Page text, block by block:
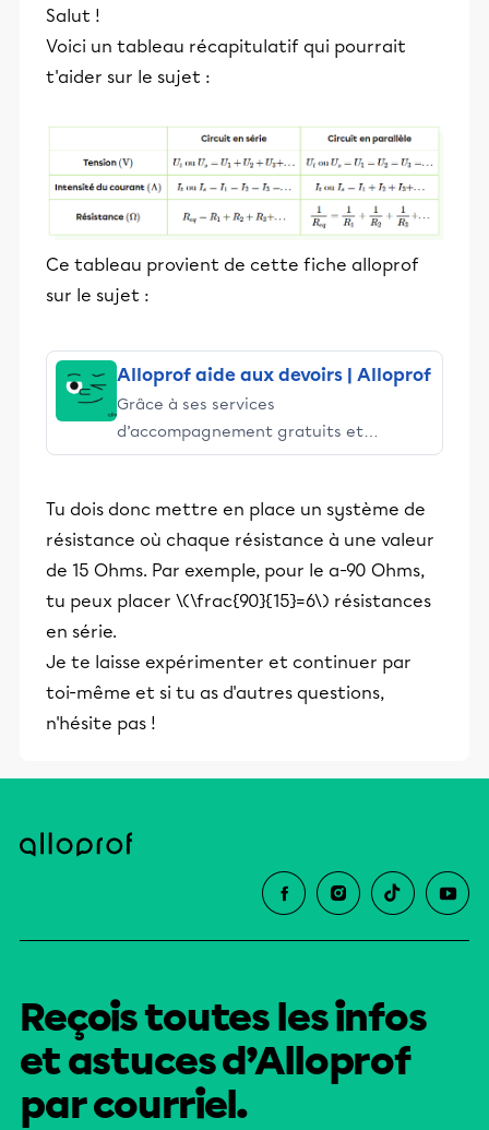
Salut !
Voici un tableau récapitulatif qui pourrait
t'aider sur le sujet :
Ce tableau provient de cette fiche alloprof
sur le sujet :
Alloprof aide aux devoirs | Alloprof
Grâce à ses services
d’accompagnement gratuits et
stimulants, Alloprof engage les élèves
éducative.
Tu dois donc mettre en place un système de
résistance où chaque résistance à une valeur
de 15 Ohms. Par exemple, pour le a-90 Ohms,
tu peux placer \(\frac{90}{15}=6\) résistances
en série.
Je te laisse expérimenter et continuer par
toi-même et si tu as d'autres questions,
n'hésite pas !
Reçois toutes les infos
et astuces d’Alloprof
par courriel.